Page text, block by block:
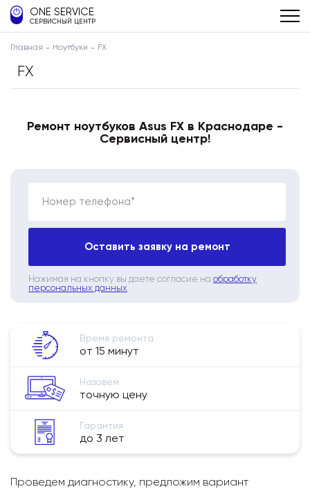
ONE SERVICE
СЕРВИСНЫЙ ЦЕНТР
Главная Ноутбуки FX
FX
Ремонт ноутбуков Asus FX в Краснодаре -
Сервисный центр!
Номер телефона*
Оставить заявку на ремонт
Нажимая на кнопку вы даете согласие на обработку
персональных данных
Время ремонта
от 15 минут
Назовем
точную цену
Гарантия
до 3 лет
Проведем диагностику, предложим вариант